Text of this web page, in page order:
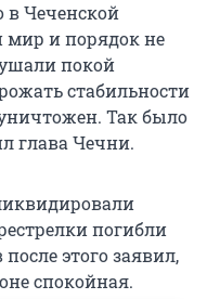
в Чеченской
мир и порядок не
покой
стабильности
Так было
глава Чечни.
погибли
этого заявил,
спокойная.